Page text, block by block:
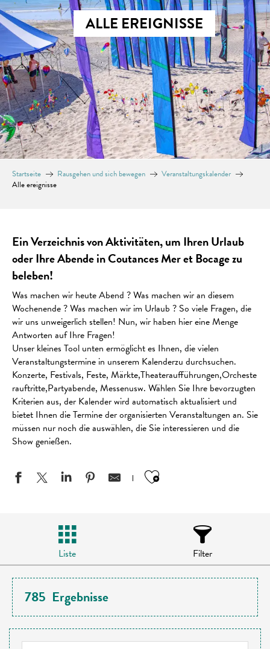
ALLE EREIGNISSE
Startseite Rausgehen und sich bewegen
Veranstaltungskalender
Alle ereignisse
Ein Verzeichnis von Aktivitäten, um Ihren Urlaub
oder Ihre Abende in Coutances Mer et Bocage zu
beleben!
Was machen wir heute Abend ? Was machen wir an diesem
Wochenende ? Was machen wir im Urlaub ? So viele Fragen, die
wir uns unweigerlich stellen! Nun, wir haben hier eine Menge
Antworten auf Ihre Fragen!
Unser kleines Tool unten ermöglicht es Ihnen, die vielen
Veranstaltungstermine in unserem Kalenderzu durchsuchen.
Konzerte, Festivals, Feste, Märkte,Theateraufführungen,Orcheste
rauftritte,Partyabende, Messenusw. Wählen Sie Ihre bevorzugten
Kriterien aus, der Kalender wird automatisch aktualisiert und
bietet Ihnen die Termine der organisierten Veranstaltungen an. Sie
müssen nur noch die auswählen, die Sie interessieren und die
Show genießen.
Ajouter aux
Liste Filter
785 Ergebnisse